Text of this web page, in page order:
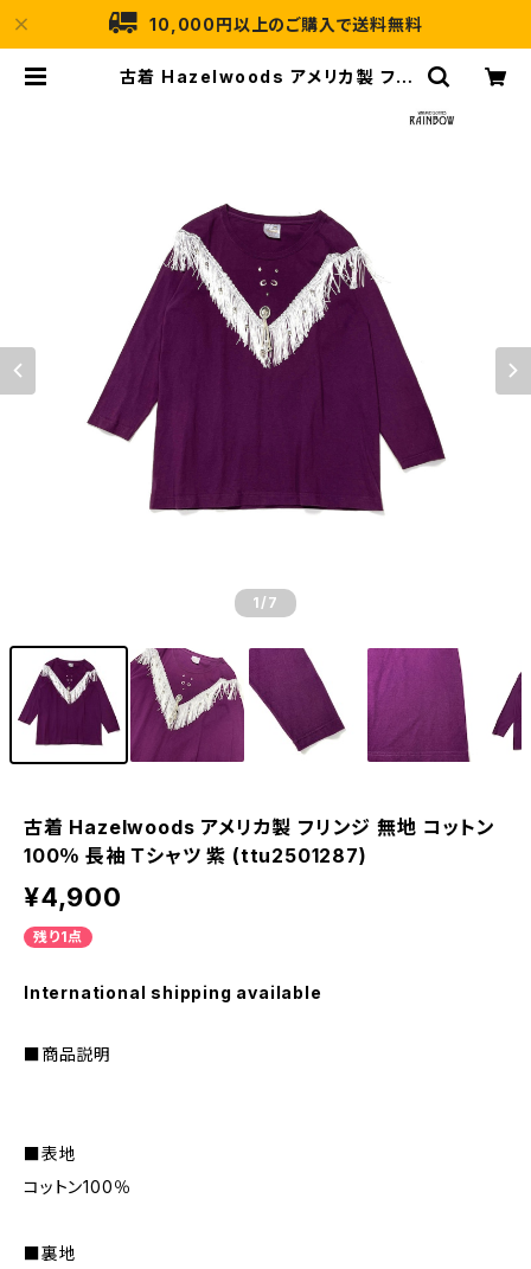
10,000円以上のご購入で送料無料
古着 Hazelwoods アメリカ製 フリ
ツ 紫 (ttu2501287) | 古着屋RAIN
1 /7
古着 Hazelwoods アメリカ製 フリンジ 無地 コットン
100％ 長袖 Ｔシャツ 紫 (ttu2501287)
¥4,900
残り1点
International shipping available
■商品説明
■表地
コットン100％
■裏地